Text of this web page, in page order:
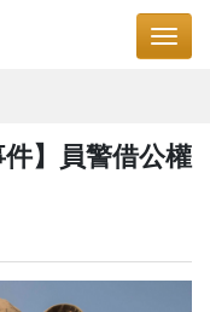
件】員警借公權